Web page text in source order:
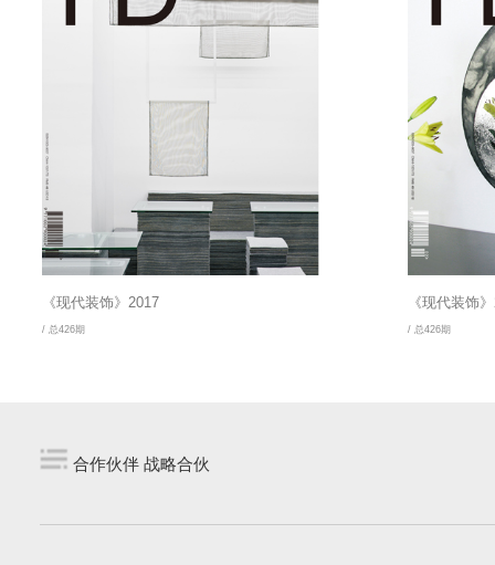
《现代装饰》2017
/ 总426期
《现代装饰
/ 总426期
合作伙伴 战略合伙